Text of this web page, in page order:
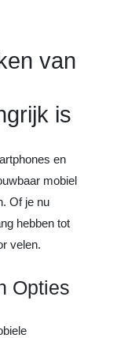
van
is
en
mobiel
Of je nu
hebben tot
velen.
Opties